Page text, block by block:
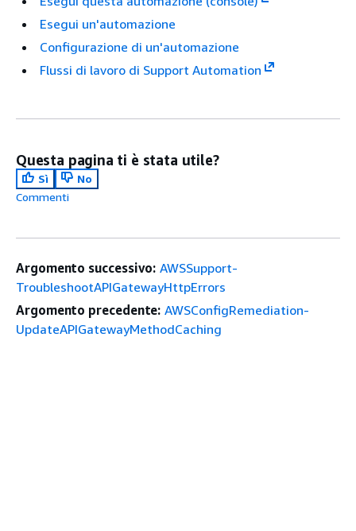
Esegui un'automazione
Configurazione di un'automazione
Flussi di lavoro di Support Automation
Questa pagina ti è stata utile?
Sì
No
Commenti
Argomento successivo: AWSSupport-
TroubleshootAPIGatewayHttpErrors
Argomento precedente: AWSConfigRemediation-
UpdateAPIGatewayMethodCaching